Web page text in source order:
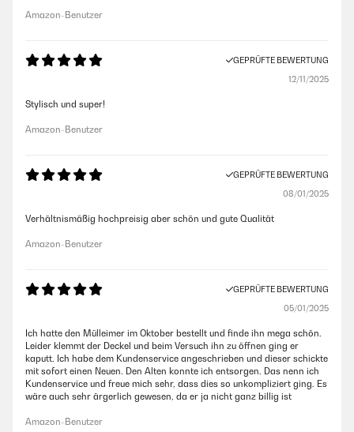
Amazon-Benutzer
GEPRÜFTE BEWERTUNG
12/11/2025
Stylisch und super!
Amazon-Benutzer
GEPRÜFTE BEWERTUNG
08/01/2025
Verhältnismäßig hochpreisig aber schön und gute Qualität
Amazon-Benutzer
GEPRÜFTE BEWERTUNG
05/01/2025
Ich hatte den Mülleimer im Oktober bestellt und finde ihn mega schön.
Leider klemmt der Deckel und beim Versuch ihn zu öffnen ging er
kaputt. Ich habe dem Kundenservice angeschrieben und dieser schickte
mit sofort einen Neuen. Den Alten konnte ich entsorgen. Das nenn ich
Kundenservice und freue mich sehr, dass dies so unkompliziert ging. Es
wäre auch sehr ärgerlich gewesen, da er ja nicht ganz billig ist
Amazon-Benutzer